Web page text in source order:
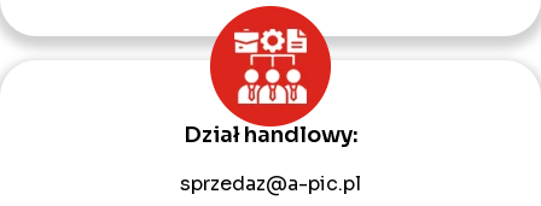
Dział handlowy:
sprzedaz@a-pic.pl